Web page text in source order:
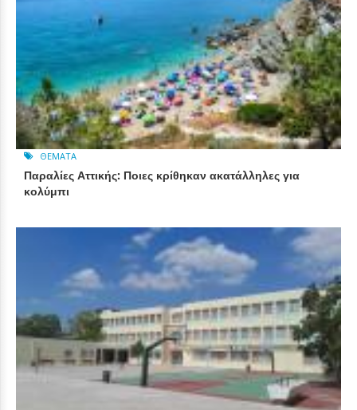
ΘΈΜΑΤΑ
Παραλίες Αττικής: Ποιες κρίθηκαν ακατάλληλες για
κολύμπι